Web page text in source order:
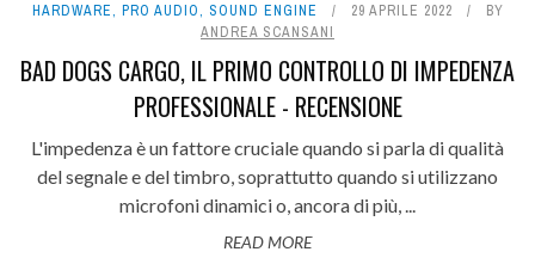
HARDWARE, PRO AUDIO, SOUND ENGINE 29 APRILE 2022
BY
ANDREA SCANSANI
BAD DOGS CARGO, IL PRIMO CONTROLLO DI IMPEDENZA
PROFESSIONALE - RECENSIONE
L'impedenza è un fattore cruciale quando si parla di qualità
del segnale e del timbro, soprattutto quando si utilizzano
microfoni dinamici o, ancora di più, ...
READ MORE